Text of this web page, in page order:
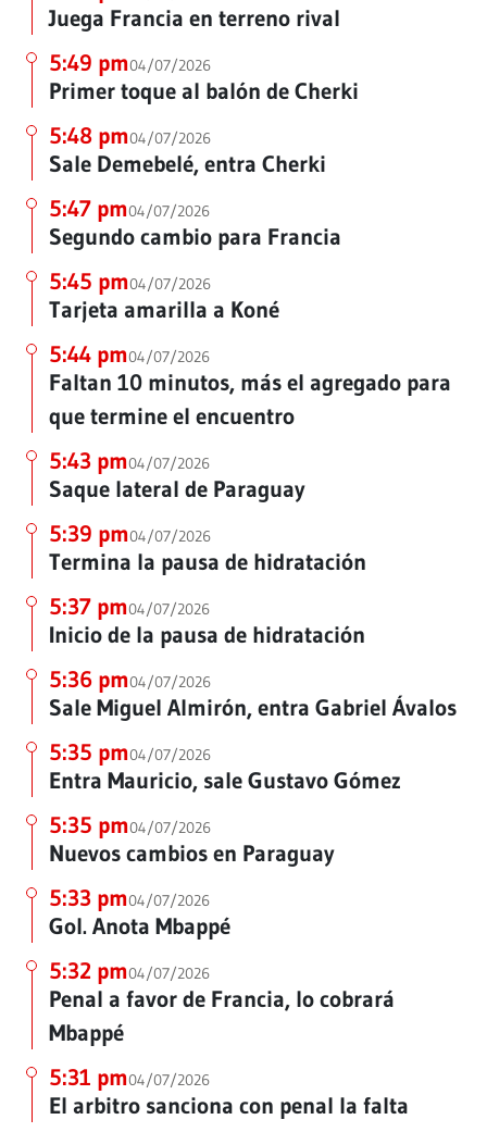
Juega Francia en terreno rival
5:49 pm04/07/2026
Primer toque al balón de Cherki
5:48 pm04/07/2026
Sale Demebelé, entra Cherki
5:47 pm04/07/2026
Segundo cambio para Francia
5:45 pm04/07/2026
Tarjeta amarilla a Koné
5:44 pm04/07/2026
Faltan 10 minutos, más el agregado para
que termine el encuentro
5:43 pm04/07/2026
Saque lateral de Paraguay
5:39 pm04/07/2026
Termina la pausa de hidratación
5:37 pm04/07/2026
Inicio de la pausa de hidratación
5:36 pm04/07/2026
Sale Miguel Almirón, entra Gabriel Ávalos
5:35 pm04/07/2026
Entra Mauricio, sale Gustavo Gómez
5:35 pm04/07/2026
Nuevos cambios en Paraguay
5:33 pm04/07/2026
Gol. Anota Mbappé
5:32 pm04/07/2026
Penal a favor de Francia, lo cobrará
Mbappé
5:31 pm04/07/2026
El arbitro sanciona con penal la falta